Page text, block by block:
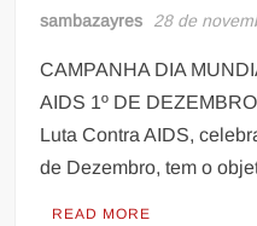
de
Oswaldo
evários
convidados.
Camisa
10
sambazayres 28 de
CAMPANHA DIA
AIDS 1º DE
Luta Contra AIDS,
de Dezembro, tem o
READ MORE